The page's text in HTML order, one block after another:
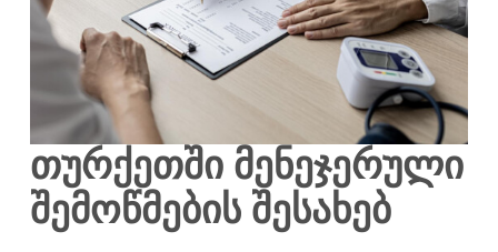
თურქეთში მენეჯერული
შემოწმების შესახებ